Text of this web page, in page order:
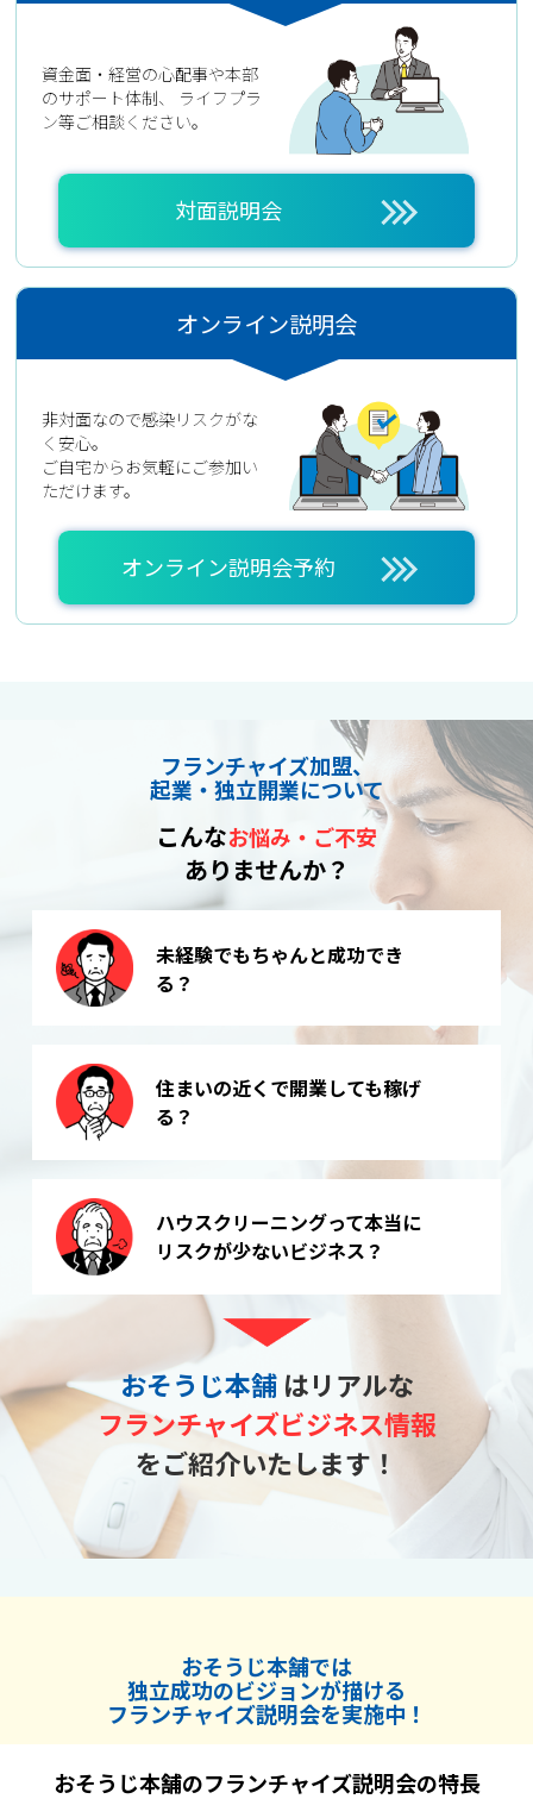
資金面・経営の心配事や本部
のサポート体制、
ライフプラ
ン等ご相談ください。
対面説明会
オンライン説明会
非対面なので感染リスクがな
く安心。
ご自宅からお気軽にご参加い
ただけます。
オンライン説明会予約
フランチャイズ加盟、
起業・独立開業について
こんなお悩み・ご不安
ありませんか？
未経験でもちゃんと成功でき
る？
住まいの近くで開業しても稼げ
る？
ハウスクリーニングって本当に
リスクが少ないビジネス？
おそうじ本舗はリアルな
フランチャイズビジネス情報
をご紹介いたします！
おそうじ本舗では
独立成功のビジョンが描ける
フランチャイズ説明会を実施中！
おそうじ本舗のフランチャイズ説明会の特長